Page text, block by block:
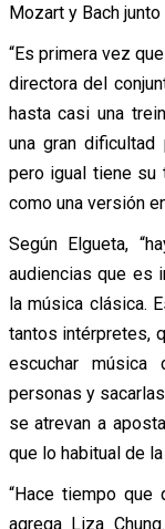
Mozart y Bach junto
“Es primera vez
directora del
hasta casi una
una gran
pero igual tiene su
como una versión
Según Elgueta,
audiencias que es
la música clásica.
tantos intérpretes,
escuchar
personas y
se atrevan a
que lo habitual de
“Hace tiempo que
agrega Liza